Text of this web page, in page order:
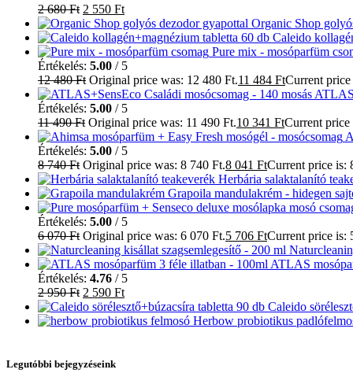
2 680Ft 2 550 Ft
Organic Shop
Caleido
Pure mix - mosóparfüm
Értékelés: 5.00 / 5
12 480Ft Original price was: 12 480 Ft.11 484 FtCurrent
Értékelés: 5.00 / 5
11 490Ft Original price was: 11 490 Ft.10 341 FtCurrent
Értékelés: 5.00 / 5
8 740Ft Original price was: 8 740 Ft.8 041 FtCurrent price is:
Herbária salaktalanító
Grapoila mandulakrém - hidegen
Értékelés: 5.00 / 5
6 070Ft Original price was: 6 070 Ft.5 706 FtCurrent price is:
ATLAS
Értékelés: 4.76 / 5
2 950Ft 2 590 Ft
Caleido
Herbow probiotikus
Legutóbbi bejegyzéseink